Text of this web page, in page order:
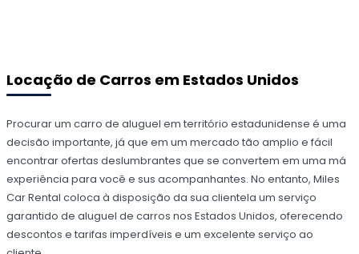
Locação de Carros em Estados Unidos
Procurar um carro de aluguel em território estadunidense é uma
decisão importante, já que em um mercado tão amplio e fácil
encontrar ofertas deslumbrantes que se convertem em uma má
experiência para você e sus acompanhantes. No entanto, Miles
Car Rental coloca à disposição da sua clientela um serviço
garantido de aluguel de carros nos Estados Unidos, oferecendo
descontos e tarifas imperdíveis e um excelente serviço ao